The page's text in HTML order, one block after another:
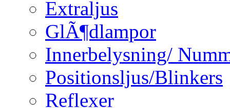
Extraljus
GlÃ¶dlampor
Innerbelysning/
Positionsljus/Blinkers
Reflexer